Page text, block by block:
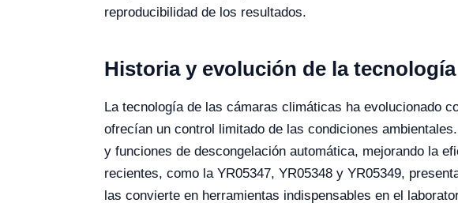
reproducibilidad de los resultados.
Historia y evolución de la tecnología
La tecnología de las cámaras climáticas ha evolucionado
ofrecían un control limitado de las condiciones
y funciones de descongelación automática, mejorando la
recientes, como la YR05347, YR05348 y YR05349,
las convierte en herramientas indispensables en el